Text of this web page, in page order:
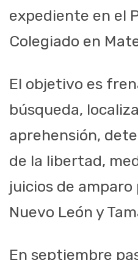
expediente en el
Colegiado en
El objetivo es
búsqueda,
aprehensión,
de la libertad,
juicios de
Nuevo León y
En septiembre